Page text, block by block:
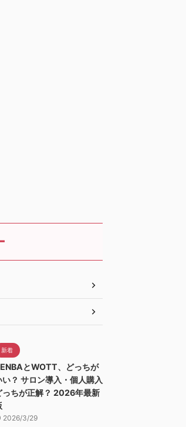
新着
とWOTT、どっちが
い？ サロン導入・個人購入
っちが正解？ 2026年最新
2026/3/29